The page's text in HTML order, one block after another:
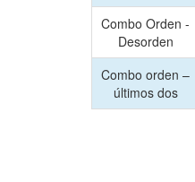
Combo Orden -
Desorden
Combo orden –
últimos dos